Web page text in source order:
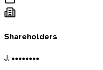
Shareholders
J. ••••••••